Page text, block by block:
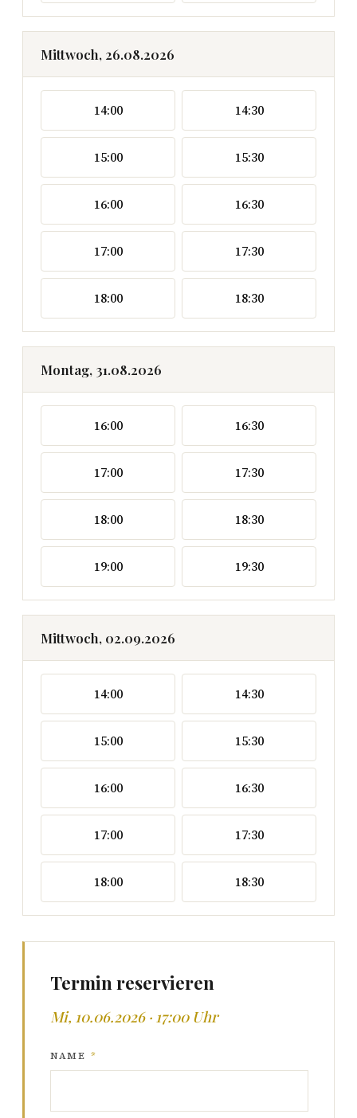
Mittwoch, 26.08.2026
14:00 14:30
15:00 15:30
16:00 16:30
17:00 17:30
18:00 18:30
Montag, 31.08.2026
16:00 16:30
17:00 17:30
18:00 18:30
19:00 19:30
Mittwoch, 02.09.2026
14:00 14:30
15:00 15:30
16:00 16:30
17:00 17:30
18:00 18:30
Termin reservieren
Mi, 10.06.2026 · 17:00 Uhr
NAME *